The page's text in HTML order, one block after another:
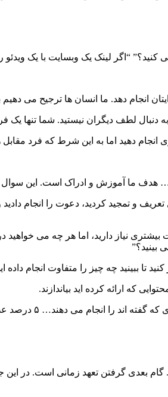
“اگر لینک یک وبسایت با یک ویدئو
انجام دهد. ما انسان ها ترجیح می دهیم
لطف دیگران نیستید. شما تنها یک
دهید اما به این شرط که فرد
هدف ما آموزش و ادراک است. این
و تمجید کردید، دعوت را انجام
بیشتری نیاز دارید، اما هر چه می
بینید؟”
که ارائه کرده اید بیاندازند.
گرفتن تعهد زمانی است. در این جا